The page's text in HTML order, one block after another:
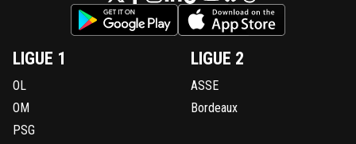
LIGUE 1
OL
OM
PSG
LIGUE 2
ASSE
Bordeaux